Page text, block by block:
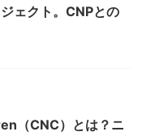
ェクト。CNPとの
（CNC）とは？ニ